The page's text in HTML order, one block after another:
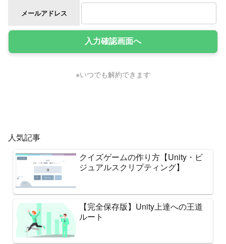
メールアドレス
※いつでも解約できます
人気記事
クイズゲームの作り方【Unity・ビ
ジュアルスクリプティング】
【完全保存版】Unity上達への王道
ルート